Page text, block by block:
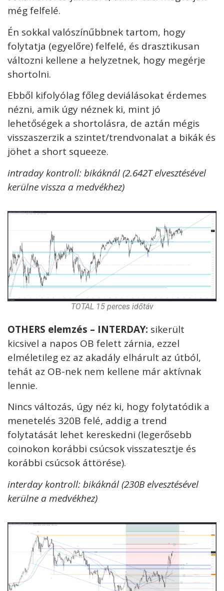
még felfelé.
Én sokkal valószínűbbnek tartom, hogy
folytatja (egyelőre) felfelé, és drasztikusan
változni kellene a helyzetnek, hogy megérje
shortolni.
Ebből kifolyólag főleg deviálásokat érdemes
nézni, amik úgy néznek ki, mint jó
lehetőségek a shortolásra, de aztán mégis
visszaszerzik a szintet/trendvonalat a bikák és
jöhet a short squeeze.
intraday kontroll: bikáknál (2.642T elvesztésével
kerülne vissza a medvékhez)
TOTAL 15 perces időtáv
OTHERS elemzés – INTERDAY: sikerült
kicsivel a napos OB felett zárnia, ezzel
elméletileg ez az akadály elhárult az útból,
tehát az OB-nek nem kellene már aktívnak
lennie.
Nincs változás, úgy néz ki, hogy folytatódik a
menetelés 320B felé, addig a trend
folytatását lehet kereskedni (legerősebb
coinokon korábbi csúcsok visszatesztje és
korábbi csúcsok áttörése).
interday kontroll: bikáknál (230B elvesztésével
kerülne a medvékhez)